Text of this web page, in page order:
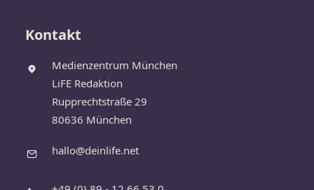
Kontakt
Medienzentrum München
LiFE Redaktion
Rupprechtstraße 29
80636 München
hallo@deinlife.net